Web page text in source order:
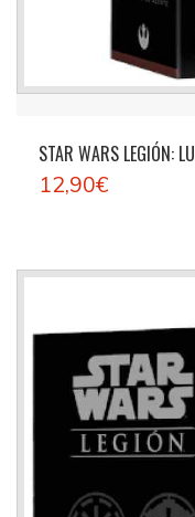
STAR WARS LEGIÓN:
12,90€